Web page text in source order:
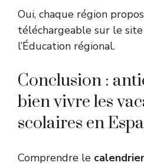
Oui, chaque région
téléchargeable sur le
l’Éducation régional.
Conclusion :
bien vivre les
scolaires en
Comprendre le